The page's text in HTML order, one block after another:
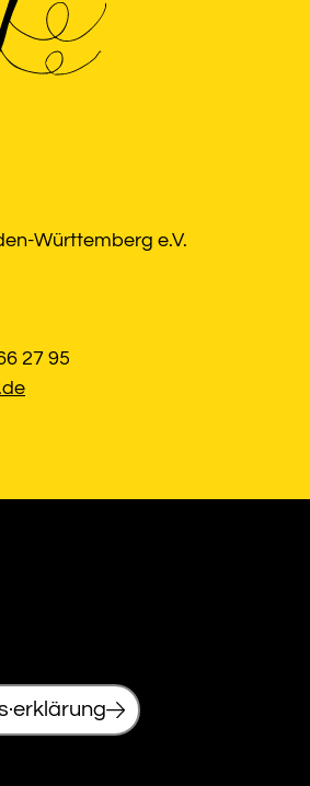
Württemberg e.V.
27 95